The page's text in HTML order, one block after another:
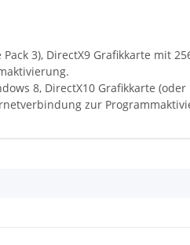
3), DirectX9 Grafikkarte mit
8, DirectX10 Grafikkarte
zur